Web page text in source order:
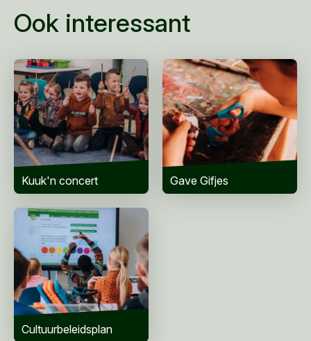
E-mailadres
Telefoonnummer
Woonplaats*
Bericht*
Ook interessant
Kuuk'n concert Gave Gifjes
Cultuurbeleidsplan